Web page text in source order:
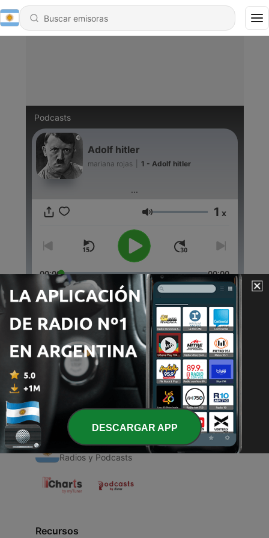
Podcasts
Adolf hitler
mariana rojas 1 - Adolf hitler
...
Volumen 1 x
00:00 00:00
Episodios
1 - Adolf hitler
15 ago. 2020
Radios Argentinas
Radios y Podcasts
Recursos
DESCARGAR APP